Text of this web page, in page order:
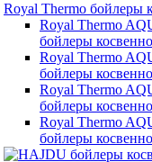
Royal Thermo бойлеры
Royal Thermo
бойлеры
Royal Thermo
бойлеры
Royal Thermo
бойлеры
Royal Thermo
бойлеры